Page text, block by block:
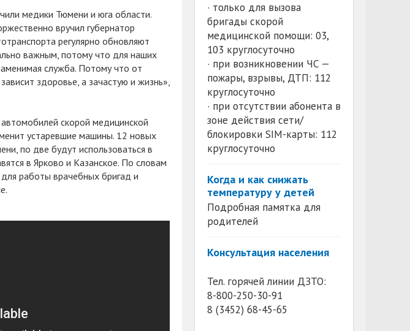
медики Тюмени и юга области.
вручил губернатор
регулярно обновляют
важным, потому что для наших
служба. Потому что от
здоровье, а зачастую и жизнь»,
скорой медицинской
устаревшие машины. 12 новых
по две будут использоваться в
в Ярково и Казанское. По словам
работы врачебных бригад и
· только для вызова
бригады скорой
медицинской помощи: 03,
103 круглосуточно
· при возникновении ЧС —
пожары, взрывы, ДТП: 112
круглосуточно
· при отсутствии абонента в
зоне действия сети/
блокировки SIM-карты: 112
круглосуточно
Когда и как снижать
температуру у детей
Подробная памятка для
родителей
Консультация населения
Тел. горячей линии ДЗТО:
8-800-250-30-91
8 (3452) 68-45-65